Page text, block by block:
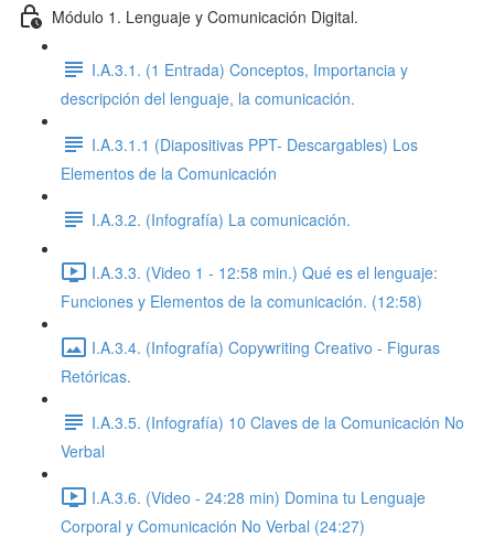
Módulo 1. Lenguaje y Comunicación Digital.
I.A.3.1. (1 Entrada) Conceptos, Importancia y
descripción del lenguaje, la comunicación.
I.A.3.1.1 (Diapositivas PPT- Descargables) Los
Elementos de la Comunicación
I.A.3.2. (Infografía) La comunicación.
I.A.3.3. (Video 1 - 12:58 min.) Qué es el lenguaje:
Funciones y Elementos de la comunicación. (12:58)
I.A.3.4. (Infografía) Copywriting Creativo - Figuras
Retóricas.
I.A.3.5. (Infografía) 10 Claves de la Comunicación No
Verbal
I.A.3.6. (Video - 24:28 min) Domina tu Lenguaje
Corporal y Comunicación No Verbal (24:27)